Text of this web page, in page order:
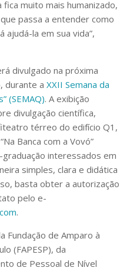
fica muito mais humanizado,
passa a entender como
la em sua vida”,
divulgado na próxima
durante a XXII Semana da
(SEMAQ). A exibição
divulgação científica,
térreo do edifício Q1,
Banca com a Vovó”
interessados em
simples, clara e didática
basta obter a autorização
pelo e-
.
Fundação de Amparo à
(FAPESP), da
de Pessoal de Nível